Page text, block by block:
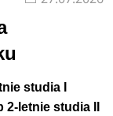
Artystycznym w
im. Prof.
studia I
letnie studia II